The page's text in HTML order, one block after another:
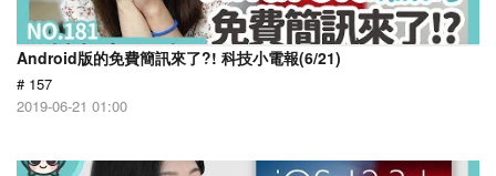
Android版的免費簡訊來了?! 科技小電報(6/21)
# 157
2019-06-21 01:00